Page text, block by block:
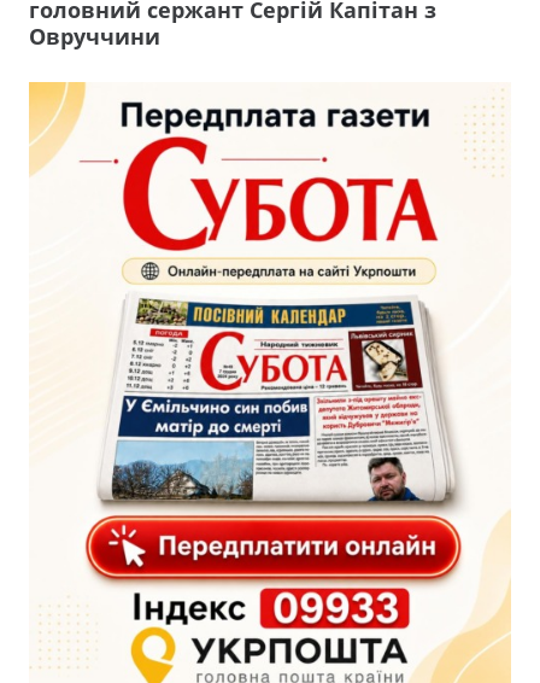
головний сержант Сергій Капітан з
Овруччини